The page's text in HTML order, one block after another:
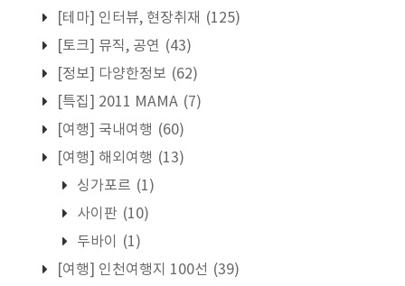
[테마] 인터뷰, 현장취재 (125)
[토크] 뮤직, 공연 (43)
[정보] 다양한정보 (62)
[특집] 2011 MAMA (7)
[여행] 국내여행 (60)
[여행] 해외여행 (13)
싱가포르 (1)
사이판 (10)
두바이
(1)
[여행] 인천여행지 100선 (39)